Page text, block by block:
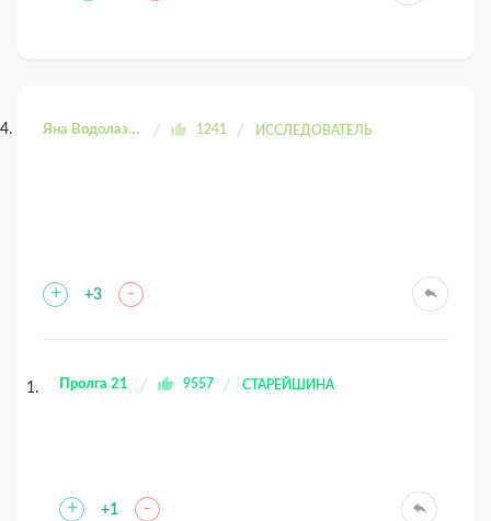
Яна Водолазова 1241 ИССЛЕДОВАТЕЛЬ
+ +3 -
Пролга 21 9557 СТАРЕЙШИНА
+ +1 -